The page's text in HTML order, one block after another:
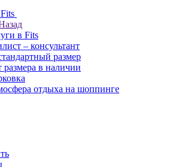
в Fits
– консультант
размер
размера в наличии
отдыха на шоппинге